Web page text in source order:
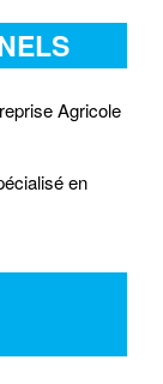
Agricole
en